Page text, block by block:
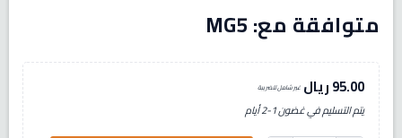
متوافقة مع: MG5
95.00 ريال غير شامل للضريبة
يتم التسليم في غضون 1-2 أيام